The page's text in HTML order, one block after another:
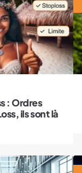
: Ordres
ils sont là